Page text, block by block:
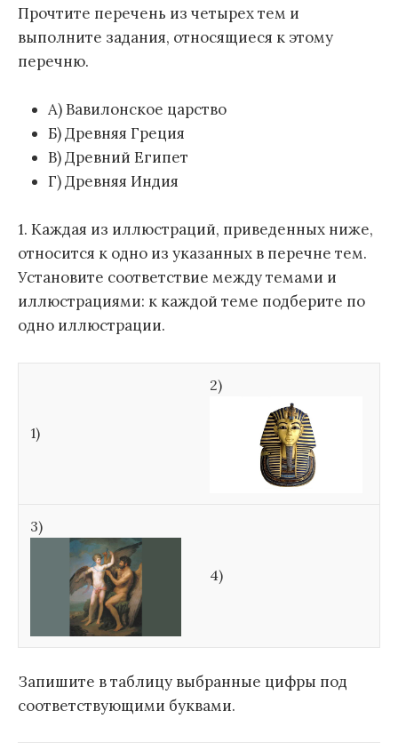
Прочтите перечень из четырех тем и
выполните задания, относящиеся к этому
перечню.
А) Вавилонское царство
Б) Древняя Греция
В) Древний Египет
Г) Древняя Индия
1. Каждая из иллюстраций, приведенных ниже,
относится к одно из указанных в перечне тем.
Установите соответствие между темами и
иллюстрациями: к каждой теме подберите по
одно иллюстрации.
1)
2)
3)
4)
Запишите в таблицу выбранные цифры под
соответствующими буквами.